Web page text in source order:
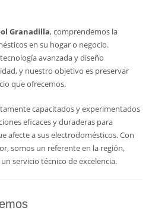
Granadilla, comprendemos la
en su hogar o negocio.
avanzada y diseño
y nuestro objetivo es preservar
que ofrecemos.
capacitados y experimentados
eficaces y duraderas para
afecte a sus electrodomésticos. Con
somos un referente en la región,
servicio técnico de excelencia.